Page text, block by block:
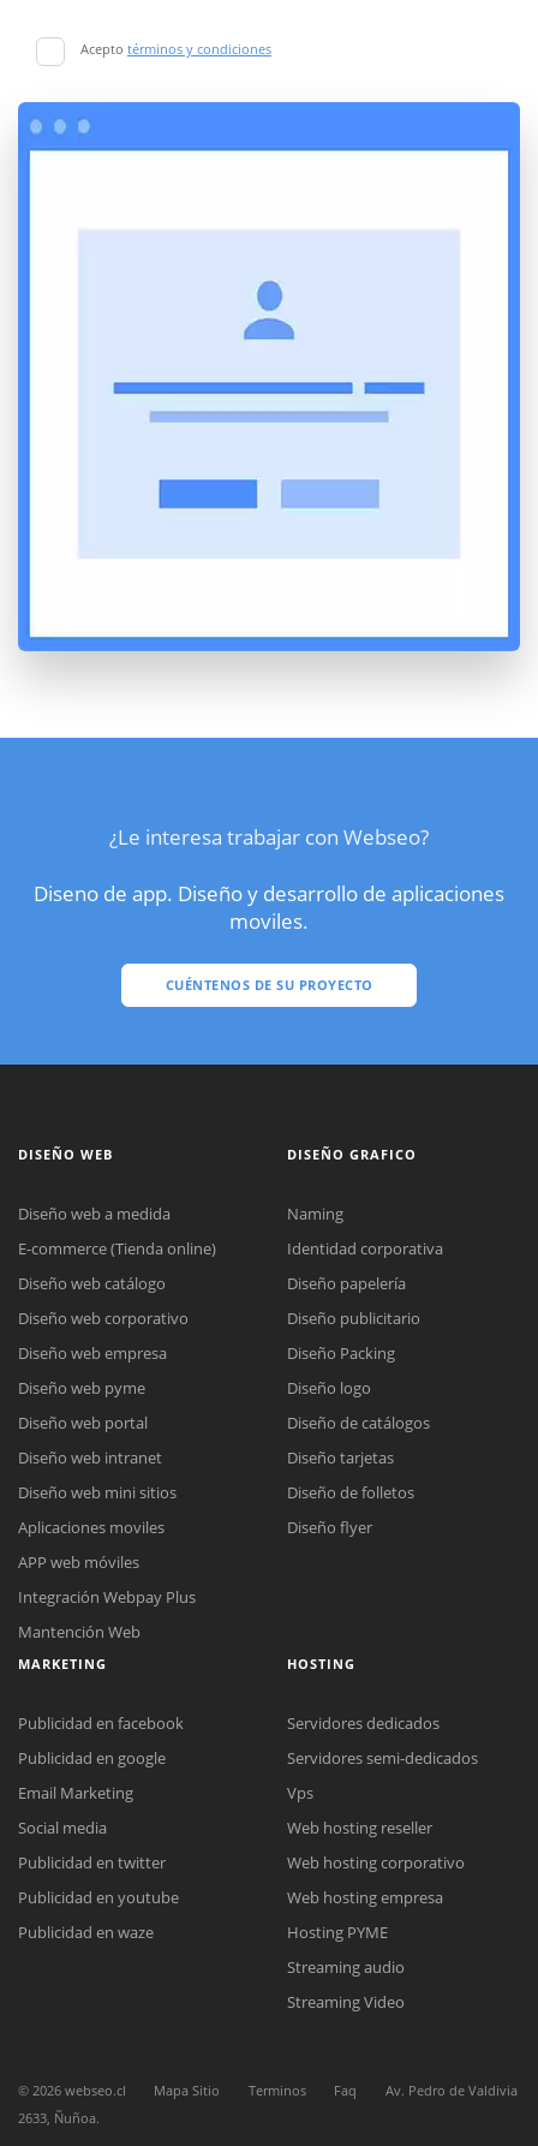
Acepto términos y condiciones
¿Le interesa trabajar con Webseo?
Diseno de app. Diseño y desarrollo de aplicaciones
moviles.
CUÉNTENOS DE SU PROYECTO
Reunión online
Nuestros ejecutivos le enviarán un correo electrónico con el enlace a
Meet para la reunión online.
Cotización
Chat Online
Todos nuestros ejecutivos están fuera de línea. Complete el formulario
DISEÑO WEB
Diseño web a medida
E-commerce (Tienda online)
Diseño web catálogo
Diseño web corporativo
Diseño web empresa
Diseño web pyme
Diseño web portal
Diseño web intranet
Diseño web mini sitios
Aplicaciones moviles
APP web móviles
Integración Webpay Plus
Mantención Web
DISEÑO GRAFICO
Naming
Identidad corporativa
Diseño papelería
Diseño publicitario
Diseño Packing
Diseño logo
Diseño de catálogos
Diseño tarjetas
Diseño de folletos
Diseño flyer
MARKETING
Publicidad en facebook
Publicidad en google
Email Marketing
Social media
Publicidad en twitter
Publicidad en youtube
Publicidad en waze
HOSTING
Servidores dedicados
Servidores semi-dedicados
Vps
Web hosting reseller
Web hosting corporativo
Web hosting empresa
Hosting PYME
Streaming audio
Streaming Video
© 2026 webseo.cl Mapa Sitio Terminos Faq
Av. Pedro de Valdivia
2633, Ñuñoa.